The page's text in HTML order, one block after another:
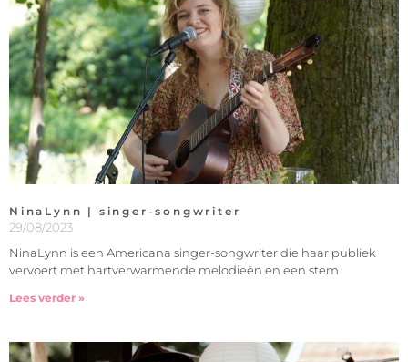
NinaLynn | singer-songwriter
29/08/2023
NinaLynn is een Americana singer-songwriter die haar publiek
vervoert met hartverwarmende melodieën en een stem
Lees verder »